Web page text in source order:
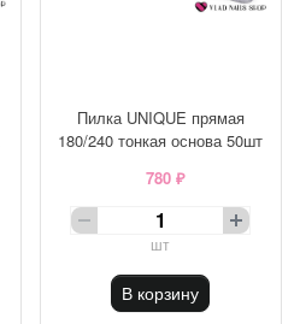
Пилка UNIQUE прямая
180/240 тонкая основа 50шт
780 ₽
шт
В корзину